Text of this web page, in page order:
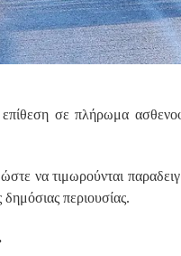
σε πλήρωμα
να τιμωρούνται
περιουσίας.